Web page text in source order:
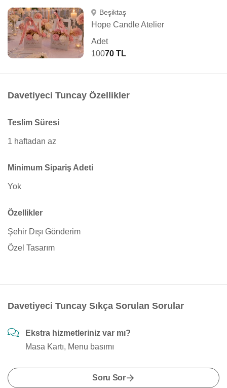
Beşiktaş
Hope Candle Atelier
Adet
10070 TL
Davetiyeci Tuncay Özellikler
Teslim Süresi
1 haftadan az
Minimum Sipariş Adeti
Yok
Özellikler
Şehir Dışı Gönderim
Özel Tasarım
Davetiyeci Tuncay Sıkça Sorulan Sorular
Ekstra hizmetleriniz var mı?
Masa Kartı, Menu basımı
Soru Sor